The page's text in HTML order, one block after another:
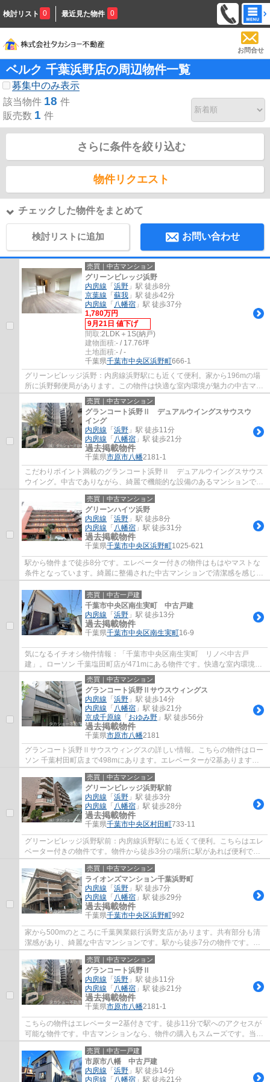
検討リスト 0 最近見た物件 0
お問合せ
ベルク 千葉浜野店の周辺物件一覧
募集中のみ表示
該当物件 18 件
販売数 1 件
さらに条件を絞り込む
物件リクエスト
チェックした物件をまとめて
検討リストに追加 お問い合わせ
売買｜中古マンション
グリーンビレッジ浜野
内房線 「 浜野 」駅 徒歩8分
京葉線 「 蘇我 」駅 徒歩42分
内房線 「 八幡宿 」駅 徒歩37分
1,780万円
9月21日 値下げ
間取:2LDK＋1S(納戸)
建物面積:- / 17.76坪
土地面積:- / -
千葉県千葉市中央区浜野町666-1
グリーンビレッジ浜野：内房線浜野駅にも近くて便利。家から196mの場
所に浜野郵便局があります。この物件は快適な室内環境が魅力の中古マン
ションとなっています。外壁タイル張りは、...
売買｜中古マンション
グランコート浜野Ⅱ デュアルウイングスサウスウ
イング
内房線 「 浜野 」駅 徒歩11分
内房線 「 八幡宿 」駅 徒歩21分
過去掲載物件
千葉県市原市八幡2181-1
こだわりポイント満載のグランコート浜野Ⅱ デュアルウイングスサウス
ウイング。中古でありながら、綺麗で機能的な設備のあるマンションで
す。駅から徒歩11分の物件です。外観タイル張...
売買｜中古マンション
グリーンハイツ浜野
内房線 「 浜野 」駅 徒歩8分
内房線 「 八幡宿 」駅 徒歩31分
過去掲載物件
千葉県千葉市中央区浜野町1025-621
駅から物件まで徒歩8分です。エレベーター付きの物件はもはやマストな
条件となっています。綺麗に整備された中古マンションで清潔感を感じま
す。不動産のことで悩みがあるなら、タカシ...
売買｜中古一戸建
千葉市中央区南生実町 中古戸建
内房線 「 浜野 」駅 徒歩13分
過去掲載物件
千葉県千葉市中央区南生実町16-9
気になるイチオシ物件情報：「千葉市中央区南生実町 リノベ中古戸
建」。ローソン 千葉塩田町店が471mにある物件です。快適な室内環境を
持つ、中古の一戸建て物件となっています。駅ま...
売買｜中古マンション
グランコート浜野Ⅱサウスウィングス
内房線 「 浜野 」駅 徒歩14分
内房線 「 八幡宿 」駅 徒歩21分
京成千原線 「 おゆみ野 」駅 徒歩56分
過去掲載物件
千葉県市原市八幡2181
グランコート浜野Ⅱサウスウィングスの詳しい情報。こちらの物件はロー
ソン 千葉村田町店まで498mにあります。エレベーターが2基あります。
外観タイル張りには、耐水効果があるので、と...
売買｜中古マンション
グリーンビレッジ浜野駅前
内房線 「 浜野 」駅 徒歩3分
内房線 「 八幡宿 」駅 徒歩28分
過去掲載物件
千葉県千葉市中央区村田町733-11
グリーンビレッジ浜野駅前：内房線浜野駅にも近くて便利。こちらはエレ
ベーター付きの物件です。物件から徒歩3分の場所に駅があれば便利です
ね。中古ながらも綺麗な室内と魅力的な住環...
売買｜中古マンション
ライオンズマンション千葉浜野町
内房線 「 浜野 」駅 徒歩7分
内房線 「 八幡宿 」駅 徒歩29分
過去掲載物件
千葉県千葉市中央区浜野町992
家から500mのところに千葉興業銀行浜野支店があります。共有部分も清
潔感があり、綺麗な中古マンションです。駅から徒歩7分の物件です。必
須条件として挙げる方が多い、エレベーター付...
売買｜中古マンション
グランコート浜野Ⅱ
内房線 「 浜野 」駅 徒歩11分
内房線 「 八幡宿 」駅 徒歩21分
過去掲載物件
千葉県市原市八幡2181-1
こちらの物件はエレベーター2基付きです。徒歩11分で駅へのアクセスが
可能な物件です。中古マンションなら、物件の購入もスムーズです。当社
がお客様の不動産購入をしっかりとサポート...
売買｜中古一戸建
市原市八幡 中古戸建
内房線 「 浜野 」駅 徒歩14分
内房線 「 八幡宿 」駅 徒歩21分